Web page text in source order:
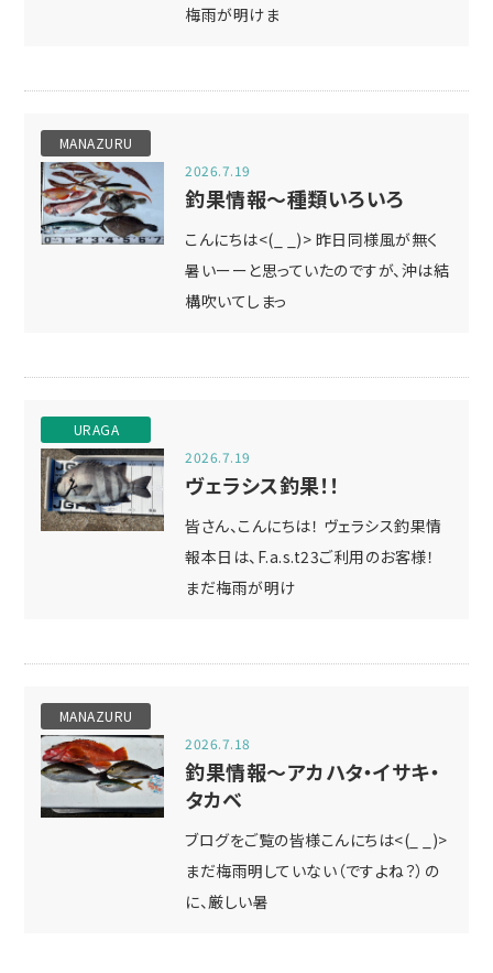
梅雨が明けま
MANAZURU
2026.7.19
釣果情報～種類いろいろ
こんにちは<(_ _)> 昨日同様風が無く
暑いーーと思っていたのですが、沖は結
構吹いてしまっ
URAGA
2026.7.19
ヴェラシス釣果！！
皆さん、こんにちは！ ヴェラシス釣果情
報本日は、F.a.s.t23ご利用のお客様！
まだ梅雨が明け
MANAZURU
2026.7.18
釣果情報～アカハタ・イサキ・
タカベ
ブログをご覧の皆様こんにちは<(_ _)>
まだ梅雨明していない（ですよね？）の
に、厳しい暑